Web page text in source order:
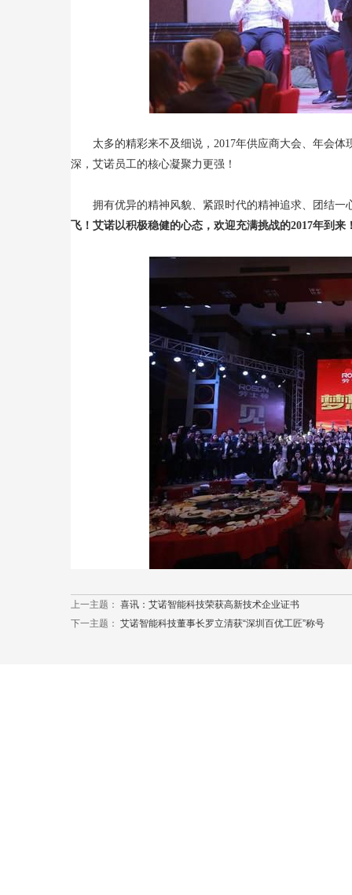
太多的精彩来不及细说，2017年供应商大会、年会体
深，艾诺员工的核心凝聚力更强！
拥有优异的精神风貌、紧跟时代的精神追求、团结一
飞！艾诺以积极稳健的心态，欢迎充满挑战的2017年到来
上一主题： 喜讯：艾诺智能科技荣获高新技术企业证书
下一主题： 艾诺智能科技董事长罗立清获“深圳百优工匠”称号